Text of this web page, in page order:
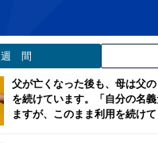
週 間
父が亡くなった後も、母は父
を続けています。「自分の名
ますが、このまま利用を続け